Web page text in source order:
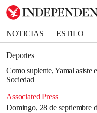
NOTICIAS ESTILO
DEPORTES
Deportes
Como suplente, Yamal asiste
Sociedad
Associated Press
Domingo, 28 de septiembre
Bookmark
Removed from bookmarks
Close popover